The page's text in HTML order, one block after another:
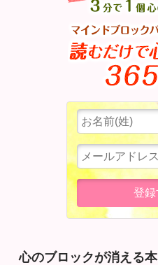
心のブロックが消える本